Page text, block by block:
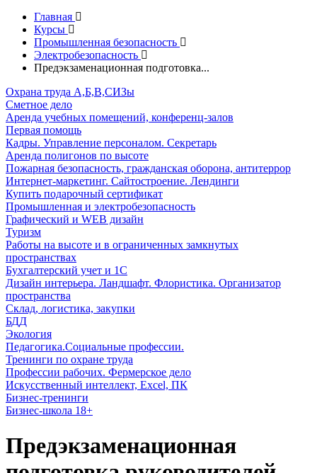
Главная
Курсы
Промышленная безопасность
Электробезопасность
Предэкзаменационная подготовка...
Охрана труда А,Б,В,СИЗы
Сметное дело
Аренда учебных помещений, конференц-залов
Первая помощь
Кадры. Управление персоналом. Секретарь
Аренда полигонов по высоте
Пожарная безопасность, гражданская оборона, антитеррор
Интернет-маркетинг. Сайтостроение. Лендинги
Купить подарочный сертификат
Промышленная и электробезопасность
Графический и WEB дизайн
Туризм
Работы на высоте и в ограниченных замкнутых
пространствах
Бухгалтерский учет и 1С
Дизайн интерьера. Ландшафт. Флористика. Организатор
пространства
Склад, логистика, закупки
БДД
Экология
Педагогика.Социальные профессии.
Тренинги по охране труда
Профессии рабочих. Фермерское дело
Искусственный интеллект, Excel, ПК
Бизнес-тренинги
Бизнес-школа 18+
Предэкзаменационная